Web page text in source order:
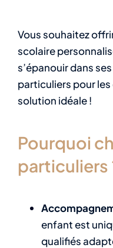
Vous souhaitez
scolaire
s’épanouir dans
particuliers pour
solution idéale !
Pourquoi
particuliers
enfant est
qualifiés